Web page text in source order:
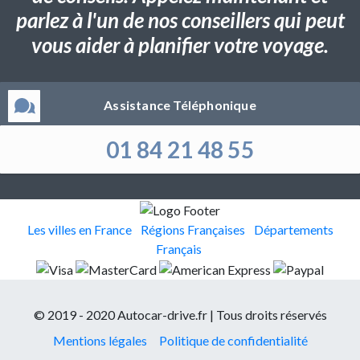
parlez à l'un de nos conseillers qui peut
vous aider à planifier votre voyage.
Assistance Téléphonique
01 84 21 48 55
Les villes en France Régions Françaises
Départements
Français
© 2019 - 2020 Autocar-drive.fr | Tous droits réservés
Mentions légales
Politique de confidentialité